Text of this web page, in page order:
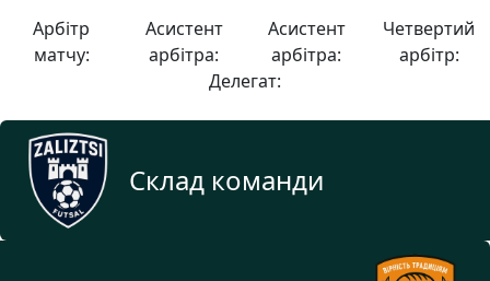
Арбітр
матчу:
Асистент
арбітра:
Асистент
арбітра:
Четвертий
арбітр:
Делегат:
Склад команди